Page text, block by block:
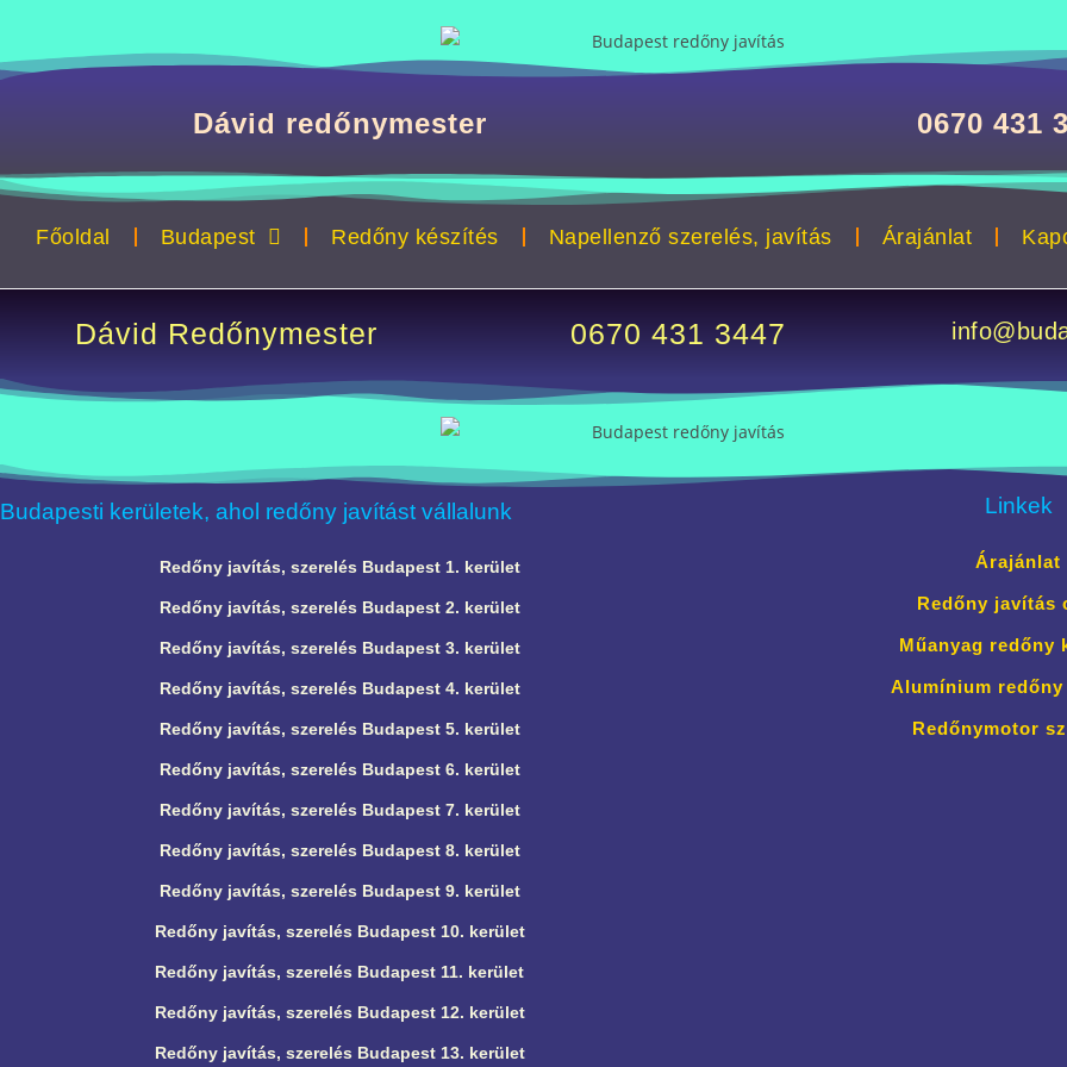
Dávid redőnymester 0670 431
Főoldal Budapest Redőny készítés Napellenző szerelés, javítás Árajánlat
Dávid Redőnymester 0670 431 3447
Budapesti kerületek, ahol redőny javítást vállalunk
Redőny javítás, szerelés Budapest 1. kerület
Redőny javítás, szerelés Budapest 2. kerület
Redőny javítás, szerelés Budapest 3. kerület
Redőny javítás, szerelés Budapest 4. kerület
Redőny javítás, szerelés Budapest 5. kerület
Redőny javítás, szerelés Budapest 6. kerület
Redőny javítás, szerelés Budapest 7. kerület
Redőny javítás, szerelés Budapest 8. kerület
Redőny javítás, szerelés Budapest 9. kerület
Redőny javítás, szerelés Budapest 10. kerület
Redőny javítás, szerelés Budapest 11. kerület
Redőny javítás, szerelés Budapest 12. kerület
Redőny javítás, szerelés Budapest 13. kerület
Linkek
Árajánlat
Redőny javítás
Műanyag redőny
Alumínium
Redőnymotor